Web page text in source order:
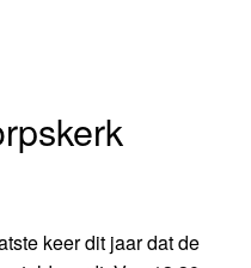
keer dit jaar dat de